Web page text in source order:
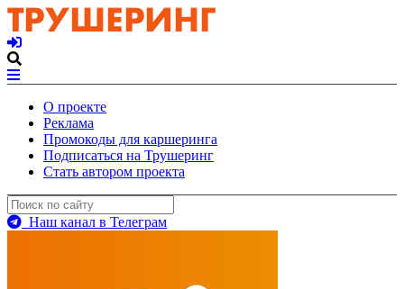
О проекте
Реклама
Промокоды для каршеринга
Подписаться на Трушеринг
Стать автором проекта
Наш канал в Телеграм